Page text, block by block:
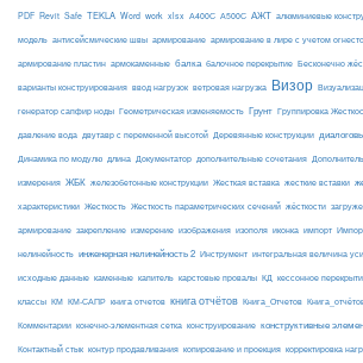
PDF Revit Safe TEKLA Word work xlsx А400С А500С АЖТ алюминиевые
модель антисейсмические швы армирование армирование в лире с учетом
армирование пластин армокаменные балка балочное перекрытие Бесконечно
варианты конструирования ввод нагрузок ветровая нагрузка Визор
генератор сапфир ноды Геометрическая изменяемость Грунт Группировка
давление вода двутавр с переменной высотой Деревянные конструкции
Динамика по модулю длина Документатор дополнительные сочетания
измерения ЖБК железобетонные конструкции Жесткая вставка жесткие вставки
характеристики Жесткость Жесткость параметрических сечений жёсткости
армирование закрепление измерение изображения изополя иконка импорт
нелинейность инженерная нелинейность 2 Инструмент интегральная величина
исходные данные каменные капитель карстовые провалы КД кессонное
классы КМ КМ-САПР книга отчетов книга отчётов Книга_Отчетов
Комментарии конечно-элементная сетка конструирование конструктивные
Контактный стык контур продавливания копирование и проекция корректировка